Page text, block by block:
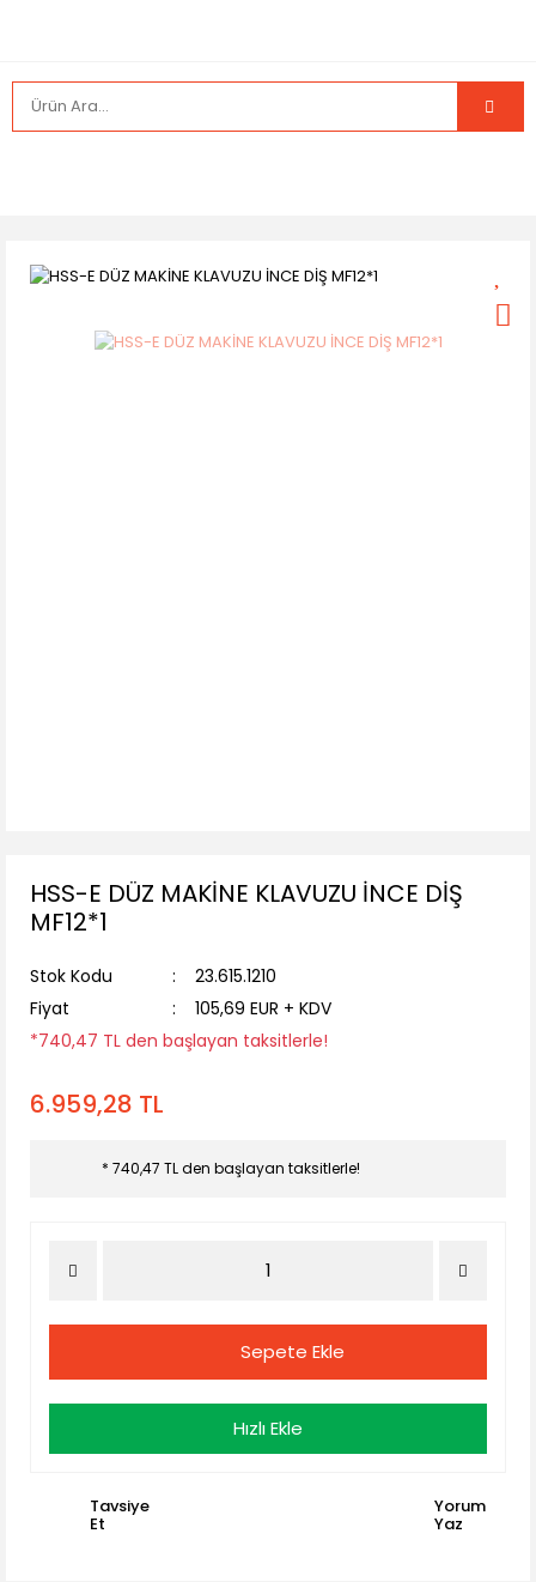
HSS-E DÜZ MAKİNE KLAVUZU İNCE DİŞ
MF12*1
Stok Kodu
23.615.1210
Fiyat
105,69 EUR + KDV
*740,47 TL den başlayan taksitlerle!
6.959,28 TL
* 740,47 TL den başlayan taksitlerle!
Sepete Ekle
Hızlı Ekle
Tavsiye
Et
Yorum
Yaz